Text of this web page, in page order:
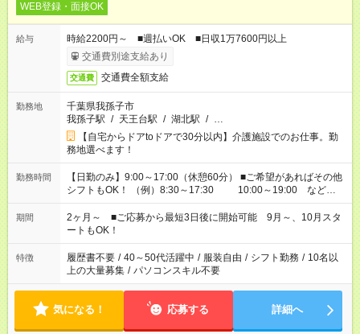
WEB登録・面接OK
給与
時給2200円～ ■週払いOK ■日収1万7600円以上
交通費別途支給あり
交通費 交通費全額支給
勤務地
千葉県我孫子市
我孫子駅 / 天王台駅 / 湖北駅 / …
【自宅からドアtoドアで30分以内】介護施設でのお仕事。勤
務地選べます！
勤務時間
【日勤のみ】9:00～17:00（休憩60分） ■ご希望があればその他
シフトもOK！ （例）8:30～17:30 10:00～19:00 など
「家族とお休みを合わせたい」 「できれば残業はしたくない」
など、あなたのご希望に沿ったお仕事をご紹介します！ ※Wワ
ーク希望の方へ 今ご覧のお仕事で希望する勤務時間と、もう1つ
のお仕事の勤務時間。 合計で週40時間を超える場合は応募でき
ません
期間
2ヶ月～ ■ご応募から最短3日後に開始可能 9月～、10月スタ
ートもOK！
特徴 履歴書不要 / 40～50代活躍中 / 服装自由 / シフト勤務 / 10名以
上の大量募集 / パソコンスキル不要
気になる！ 応募する 詳細へ